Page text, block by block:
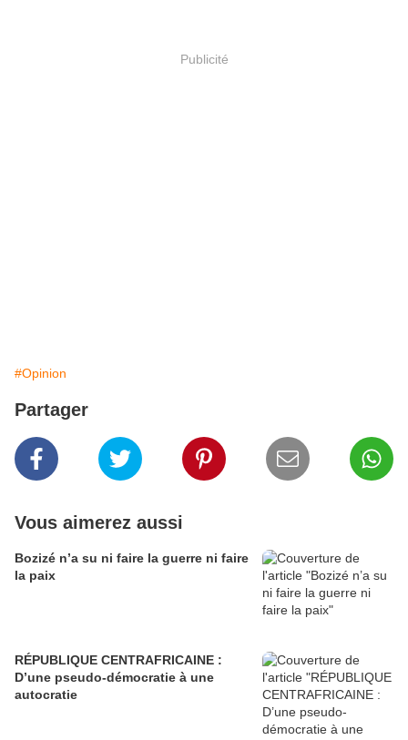
Publicité
#Opinion
Partager
Vous aimerez aussi
Bozizé n’a su ni faire la guerre ni faire
la paix
RÉPUBLIQUE CENTRAFRICAINE :
D’une pseudo-démocratie à une
autocratie